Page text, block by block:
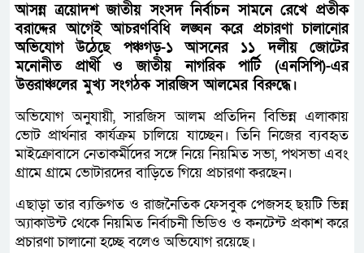
আসন্ন ত্রয়োদশ জাতীয় সংসদ নির্বাচন সামনে রেখে প্রতীক
বরাদ্দের আগেই আচরণবিধি লঙ্ঘন করে প্রচারণা চালানোর
অভিযোগ উঠেছে পঞ্চগড়-১ আসনের ১১ দলীয় জোটের
মনোনীত প্রার্থী ও জাতীয় নাগরিক পার্টি (এনসিপি)-এর
উত্তরাঞ্চলের মুখ্য সংগঠক সারজিস আলমের বিরুদ্ধে।
অভিযোগ অনুযায়ী, সারজিস আলম প্রতিদিন বিভিন্ন এলাকায়
ভোট প্রার্থনার কার্যক্রম চালিয়ে যাচ্ছেন। তিনি নিজের ব্যবহৃত
মাইক্রোবাসে নেতাকর্মীদের সঙ্গে নিয়ে নিয়মিত সভা, পথসভা এবং
গ্রামে গ্রামে ভোটারদের বাড়িতে গিয়ে প্রচারণা করছেন।
এছাড়া তার ব্যক্তিগত ও রাজনৈতিক ফেসবুক পেজসহ ছয়টি ভিন্ন
অ্যাকাউন্ট থেকে নিয়মিত নির্বাচনী ভিডিও ও কনটেন্ট প্রকাশ করে
প্রচারণা চালানো হচ্ছে বলেও অভিযোগ রয়েছে।